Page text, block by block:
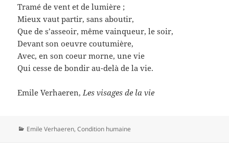
Tramé de vent et de lumière ;
Mieux vaut partir, sans aboutir,
Que de s’asseoir, même vainqueur, le soir,
Devant son oeuvre coutumière,
Avec, en son coeur morne, une vie
Qui cesse de bondir au-delà de la vie.
Emile Verhaeren, Les visages de la vie
Catégories
Emile Verhaeren,Condition humaine